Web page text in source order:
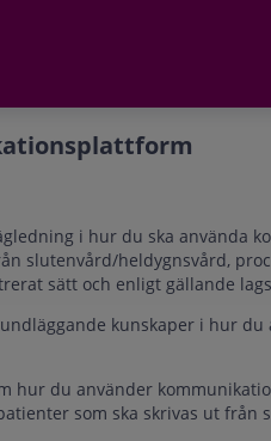
i hur du ska använda
slutenvård/heldygnsvård,
sätt och enligt gällande
kunskaper i hur
hur du använder
som ska skrivas ut från